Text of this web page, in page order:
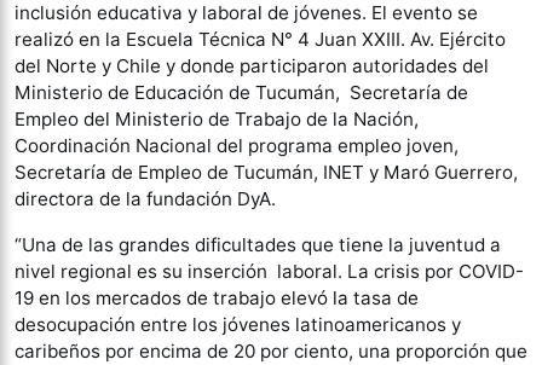
inclusión educativa y laboral de jóvenes. El evento se
realizó en la Escuela Técnica N° 4 Juan XXIII. Av. Ejército
del Norte y Chile y donde participaron autoridades del
Ministerio de Educación de Tucumán, Secretaría de
Empleo del Ministerio de Trabajo de la Nación,
Coordinación Nacional del programa empleo joven,
Secretaría de Empleo de Tucumán, INET y Maró Guerrero,
directora de la fundación DyA.
“Una de las grandes dificultades que tiene la juventud a
nivel regional es su inserción laboral. La crisis por COVID-
19 en los mercados de trabajo elevó la tasa de
desocupación entre los jóvenes latinoamericanos y
caribeños por encima de 20 por ciento, una proporción que